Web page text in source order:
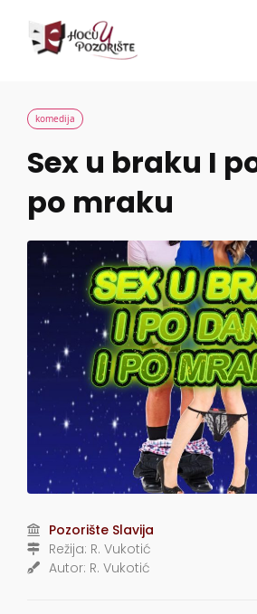
komedija
Sex u braku I
po mraku
Pozorište Slavija
Režija: R. Vukotić
Autor: R. Vukotić